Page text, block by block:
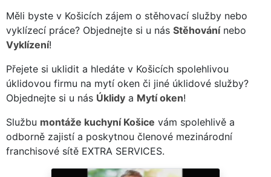
Měli byste v Košicích zájem o stěhovací služby nebo
vyklízecí práce? Objednejte si u nás Stěhovánínebo
Vyklízení!
Přejete si uklidit a hledáte v Košicích spolehlivou
úklidovou firmu na mytí oken či jiné úklidové služby?
Objednejte si u nás Úklidy a Mytí oken!
Službu montáže kuchyní Košice vám spolehlivě a
odborně zajistí a poskytnou členové mezinárodní
franchisové sítě EXTRA SERVICES.